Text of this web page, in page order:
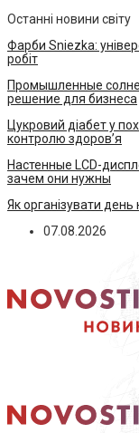
Останні новини світу
Фарби Sniezka:
робіт
Промышленные
решение для бизнеса
Цукровий діабет у
контролю здоров’я
Настенные LCD-
зачем они нужны
Як організувати
07.08.2026